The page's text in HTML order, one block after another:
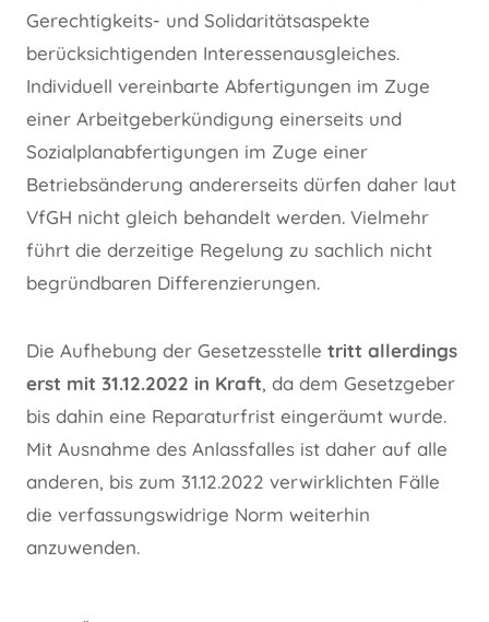
Gerechtigkeits- und Solidaritätsaspekte
berücksichtigenden Interessenausgleiches.
Individuell vereinbarte Abfertigungen im Zuge
einer Arbeitgeberkündigung einerseits und
Sozialplanabfertigungen im Zuge einer
Betriebsänderung andererseits dürfen daher laut
VfGH nicht gleich behandelt werden. Vielmehr
führt die derzeitige Regelung zu sachlich nicht
begründbaren Differenzierungen.
Die Aufhebung der Gesetzesstelle tritt allerdings
erst mit 31.12.2022 in Kraft, da dem Gesetzgeber
bis dahin eine Reparaturfrist eingeräumt wurde.
Mit Ausnahme des Anlassfalles ist daher auf alle
anderen, bis zum 31.12.2022 verwirklichten Fälle
die verfassungswidrige Norm weiterhin
anzuwenden.